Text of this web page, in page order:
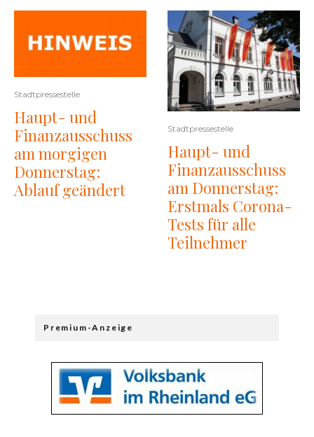
Stadtpressestelle
Haupt- und
Finanzausschuss
am morgigen
Donnerstag:
Ablauf geändert
Stadtpressestelle
Haupt- und
Finanzausschuss
am Donnerstag:
Erstmals Corona-
Tests für alle
Teilnehmer
Premium-Anzeige